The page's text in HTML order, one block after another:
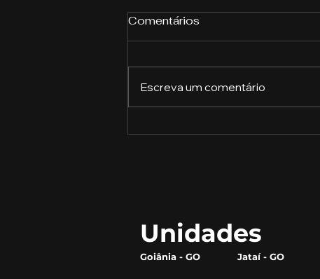
Comentários
Escreva um comentário
Unidades
Goiânia - GO Jataí - GO